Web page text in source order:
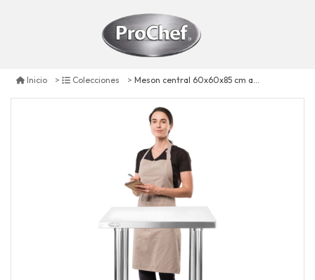
Inicio Colecciones Meson central 60x60x85 cm acero inoxidable